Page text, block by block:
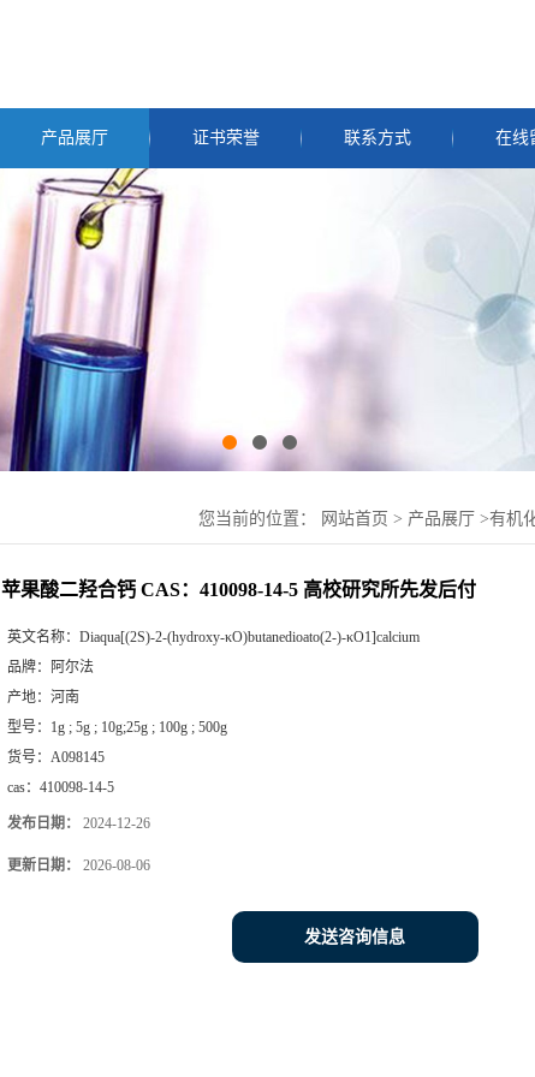
产品展厅 证书荣誉 联系方式 在线
您当前的位置： 网站首页 > 产品展厅 >有机
苹果酸二羟合钙 CAS：410098-14-5 高校研究所先发后付
英文名称： Diaqua[(2S)-2-(hydroxy-κO)butanedioato(2-)-κO1]calcium
品牌：
阿尔法
产地： 河南
型号： 1g ; 5g ; 10g;25g ; 100g ; 500g
货号： A098145
cas： 410098-14-5
发布日期： 2024-12-26
更新日期： 2026-08-06
发送咨询信息